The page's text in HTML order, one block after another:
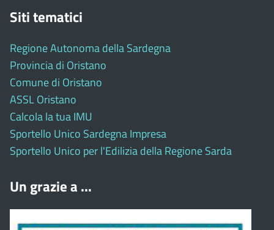
Siti tematici
Regione Autonoma della Sardegna
Provincia di Oristano
Comune di Oristano
ASSL Oristano
Calcola la tua IMU
Sportello Unico Sardegna Impresa
Sportello Unico per l'Edilizia della Regione Sarda
Un grazie a ...